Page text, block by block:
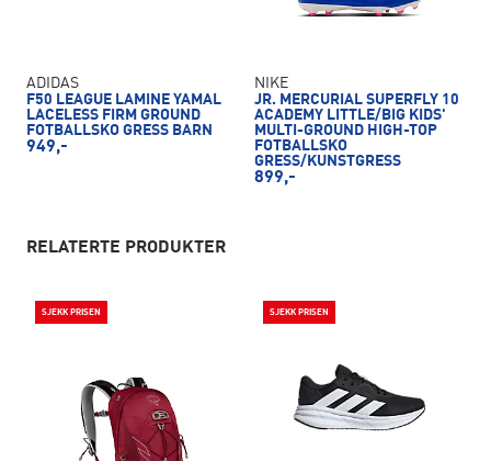
ADIDAS
F50 LEAGUE LAMINE YAMAL
LACELESS FIRM GROUND
FOTBALLSKO GRESS BARN
949,-
NIKE
JR. MERCURIAL SUPERFLY 10
ACADEMY LITTLE/BIG KIDS'
MULTI-GROUND HIGH-TOP
FOTBALLSKO
GRESS/KUNSTGRESS
899,-
RELATERTE PRODUKTER
SJEKK PRISEN SJEKK PRISEN